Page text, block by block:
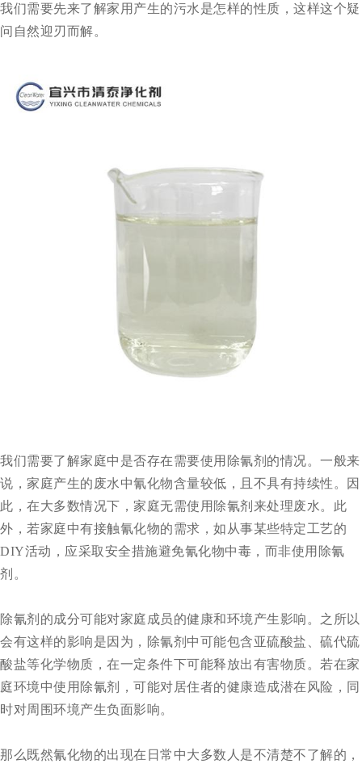
我们需要先来了解家用产生的污水是怎样的性质，这样这个疑
问自然迎刃而解。
我们需要了解家庭中是否存在需要使用 除氰剂 的情况。一般来
说，家庭产生的废水中氰化物含量较低，且不具有持续性。因
此，在大多数情况下，家庭无需使用除氰剂来处理废水。此
外，若家庭中有接触氰化物的需求，如从事某些特定工艺的
DIY活动，应采取安全措施避免氰化物中毒，而非使用除氰
剂。
除氰剂的成分可能对家庭成员的健康和环境产生影响。之所以
会有这样的影响是因为， 除氰剂 中可能包含亚硫酸盐、硫代硫
酸盐等化学物质，在一定条件下可能释放出有害物质。若在家
庭环境中使用除氰剂，可能对居住者的健康造成潜在风险，同
时对周围环境产生负面影响。
那么既然氰化物的出现在日常中大多数人是不清楚不了解的，